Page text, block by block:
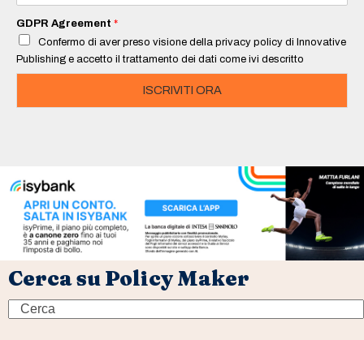
a
i
*
GDPR Agreement *
Confermo di aver preso visione della privacy policy di Innovative
Publishing e accetto il trattamento dei dati come ivi descritto
ISCRIVITI ORA
Cerca su Policy Maker
Search